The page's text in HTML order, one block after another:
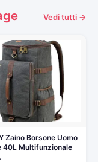
Vedi tutti →
Zaino Borsone Uomo
40L Multifunzionale